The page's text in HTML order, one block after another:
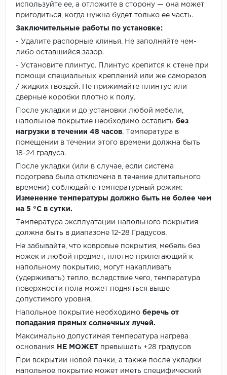
используйте ее, а отложите в сторону — она может
пригодиться, когда нужна будет только ее часть.
Заключительные работы по установке:
- Удалите распорные клинья. Не заполняйте чем-
либо оставшийся зазор.
- Установите плинтус. Плинтус крепится к стене при
помощи специальных креплений или же саморезов
/ жидких гвоздей. Не прижимайте плинтус или
дверные коробки плотно к полу.
После укладки и до установки любой мебели,
напольное покрытие необходимо оставить без
нагрузки в течении 48 часов. Температура в
помещении в течении этого времени должна быть
18-24 градуса.
После укладки (или в случае, если система
подогрева была отключена в течение длительного
времени) соблюдайте температурный режим:
Изменение температуры должно быть не более чем
на 5 °C в сутки.
Температура эксплуатации напольного покрытия
должна быть в диапазоне 12-28 Градусов.
Не забывайте, что ковровые покрытия, мебель без
ножек и любой предмет, плотно прилегающий к
напольному покрытию, могут накапливать
(удерживать) тепло, вследствие чего, температура
поверхности пола может подняться выше
допустимого уровня.
Напольное покрытие необходимо беречь от
попадания прямых солнечных лучей.
Максимально допустимая температура нагрева
основания
НЕ МОЖЕТ превышать +28 градусов
При вскрытии новой пачки, а также после укладки
напольное покрытие может иметь специфический